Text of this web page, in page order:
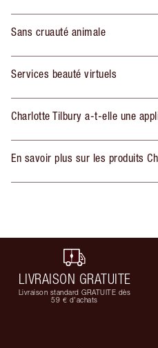
Sans cruauté animale
Services beauté virtuels
Charlotte Tilbury a-t-elle une
En savoir plus sur les produits
LIVRAISON GRATUITE
Livraison standard GRATUITE dès
59 € d'achats